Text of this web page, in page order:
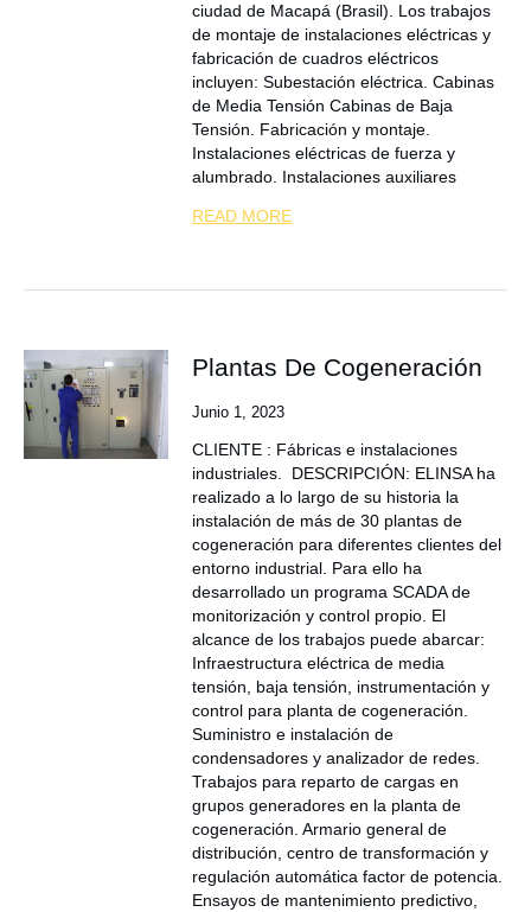
ciudad de Macapá (Brasil). Los trabajos
de montaje de instalaciones eléctricas y
fabricación de cuadros eléctricos
incluyen: Subestación eléctrica. Cabinas
de Media Tensión Cabinas de Baja
Tensión. Fabricación y montaje.
Instalaciones eléctricas de fuerza y
alumbrado. Instalaciones auxiliares
READ MORE
Plantas De Cogeneración
Junio 1, 2023
CLIENTE : Fábricas e instalaciones
industriales. DESCRIPCIÓN: ELINSA ha
realizado a lo largo de su historia la
instalación de más de 30 plantas de
cogeneración para diferentes clientes del
entorno industrial. Para ello ha
desarrollado un programa SCADA de
monitorización y control propio. El
alcance de los trabajos puede abarcar:
Infraestructura eléctrica de media
tensión, baja tensión, instrumentación y
control para planta de cogeneración.
Suministro e instalación de
condensadores y analizador de redes.
Trabajos para reparto de cargas en
grupos generadores en la planta de
cogeneración. Armario general de
distribución, centro de transformación y
regulación automática factor de potencia.
Ensayos de mantenimiento predictivo,